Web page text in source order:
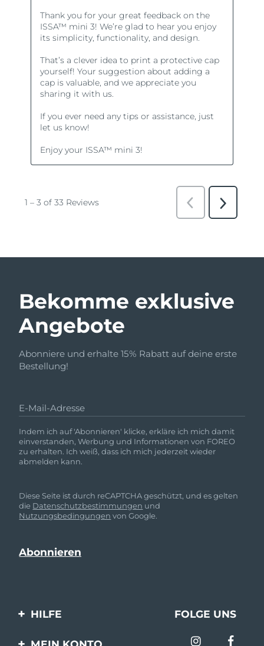
Bekomme exklusive
Angebote
Abonniere und erhalte 15% Rabatt auf deine erste
Bestellung!
E-Mail-Adresse
Indem ich auf 'Abonnieren' klicke, erkläre ich mich damit
einverstanden, Werbung und Informationen von FOREO
zu erhalten. Ich weiß, dass ich mich jederzeit wieder
abmelden kann.
Diese Seite ist durch reCAPTCHA geschützt, und es gelten
die Datenschutzbestimmungen und
Nutzungsbedingungen von Google.
HILFE
Kontaktiere uns
FOLGE UNS